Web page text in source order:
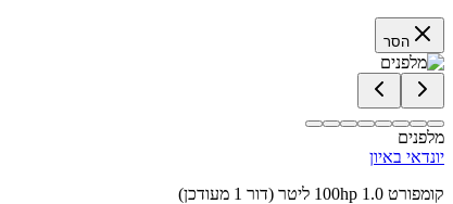
הסר
מלפנים
יונדאי באיון
קומפורט 100hp 1.0 ליטר (דור 1 מעודכן)